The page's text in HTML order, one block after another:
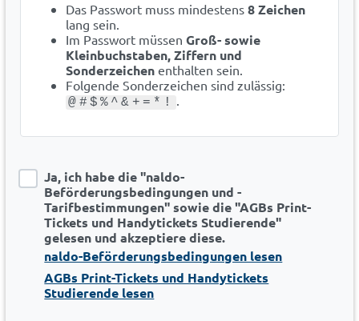
Das Passwort muss mindestens8 Zeichen
lang sein.
Im Passwort müssenGroß- sowie
Kleinbuchstaben, Ziffern und
Sonderzeichen enthalten sein.
Folgende Sonderzeichen sind zulässig:
@#$%^&+=*! .
Ja, ich habe die "naldo-
Beförderungsbedingungen und -
Tarifbestimmungen" sowie die "AGBs Print-
Tickets und Handytickets Studierende"
gelesen und akzeptiere diese.
naldo-Beförderungsbedingungen lesen
AGBs Print-Tickets und Handytickets
Studierende lesen